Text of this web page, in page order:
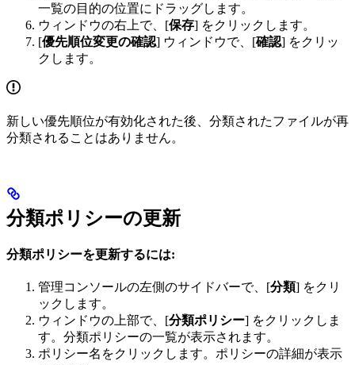
一覧の目的の位置にドラッグします。
ウィンドウの右上で、[保存] をクリックします。
[優先順位変更の確認] ウィンドウで、[確認] をクリッ
クします。
新しい優先順位が有効化された後、分類されたファイルが再
分類されることはありません。
分類ポリシーの更新
分類ポリシーを更新するには:
管理コンソールの左側のサイドバーで、[分類] をクリ
ックします。
ウィンドウの上部で、[分類ポリシー] をクリックしま
す。分類ポリシーの一覧が表示されます。
ポリシー名をクリックします。ポリシーの詳細が表示